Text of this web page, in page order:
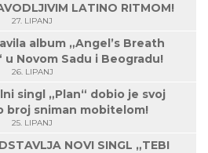
LATINO RITMOM!
27. LIPANJ
album „Angel’s Breath
Novom Sadu i Beogradu!
26. LIPANJ
singl „Plan“ dobio je svoj
broj sniman mobitelom!
25. LIPANJ
NOVI SINGL „TEBI